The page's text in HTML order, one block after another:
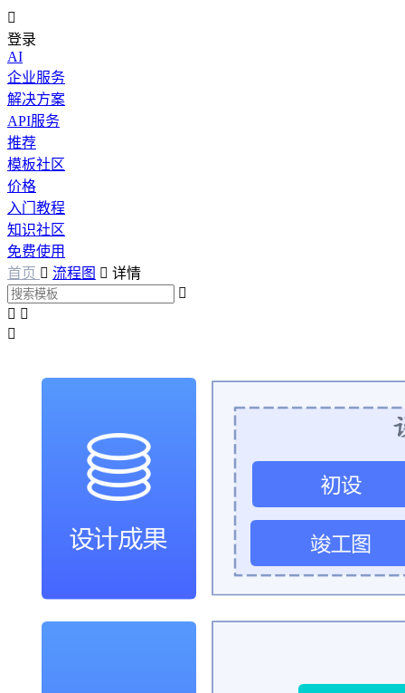

登录
AI
企业服务
解决方案
API服务
推荐
模板社区
价格
入门教程
知识社区
免费使用
首页  流程图  详情

 
